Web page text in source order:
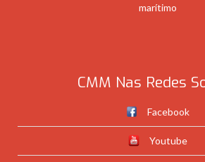
marítimo
CMM Nas Redes
Facebook
Youtube